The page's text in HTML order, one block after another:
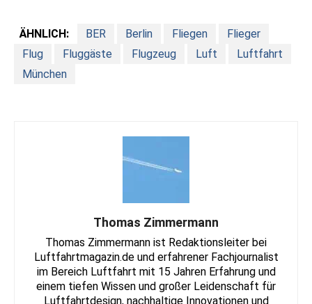
ÄHNLICH: BER Berlin Fliegen
Flieger
Flug
Fluggäste Flugzeug Luft
Luftfahrt
München
Thomas Zimmermann
Thomas Zimmermann ist Redaktionsleiter bei
Luftfahrtmagazin.de und erfahrener Fachjournalist
im Bereich Luftfahrt mit 15 Jahren Erfahrung und
einem tiefen Wissen und großer Leidenschaft für
Luftfahrtdesign, nachhaltige Innovationen und